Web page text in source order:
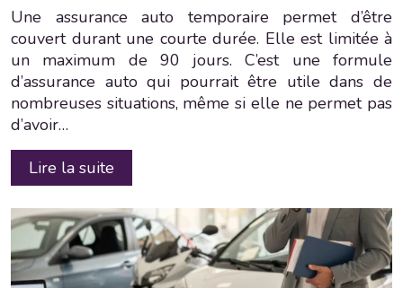
Une assurance auto temporaire permet d’être
couvert durant une courte durée. Elle est limitée à
un maximum de 90 jours. C’est une formule
d’assurance auto qui pourrait être utile dans de
nombreuses situations, même si elle ne permet pas
d’avoir…
Lire la suite